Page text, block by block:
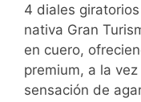
4 diales
nativa Gran
en cuero,
premium, a la
sensación de